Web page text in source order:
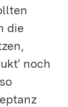
die
noch